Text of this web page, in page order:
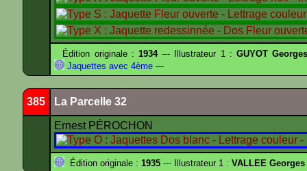
Édition originale : 1934--- Illustrateur 1 : GUYOT
Jaquettes avec 4ème ---
385 La Parcelle 32
Ernest PÉROCHON
Édition originale : 1935 --- Illustrateur 1 : VALLEE Georges